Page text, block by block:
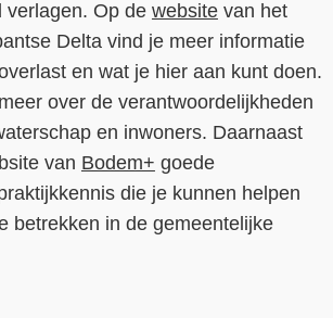
verlagen. Op de websitevan het
Delta vind je meer informatie
en wat je hier aan kunt doen.
over de verantwoordelijkheden
en inwoners. Daarnaast
van Bodem+ goede
die je kunnen helpen
betrekken in de gemeentelijke